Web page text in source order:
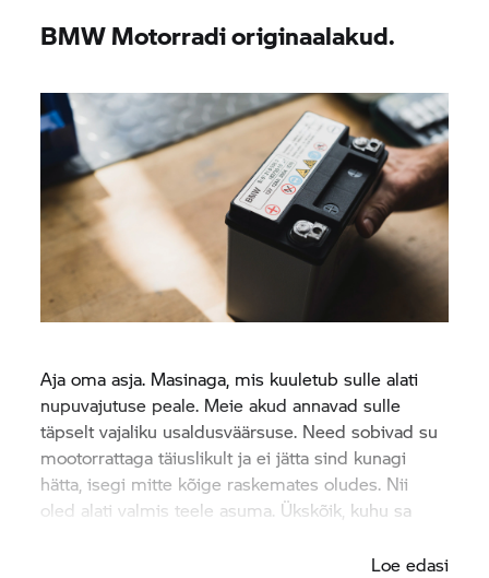
BMW Motorradi originaalakud.
Aja oma asja. Masinaga, mis kuuletub sulle alati
nupuvajutuse peale. Meie akud annavad sulle
täpselt vajaliku usaldusväärsuse. Need sobivad su
mootorrattaga täiuslikult ja ei jätta sind kunagi
hätta, isegi mitte kõige raskemates oludes. Nii
oled alati valmis teele asuma. Ükskõik, kuhu sa
Loe edasi